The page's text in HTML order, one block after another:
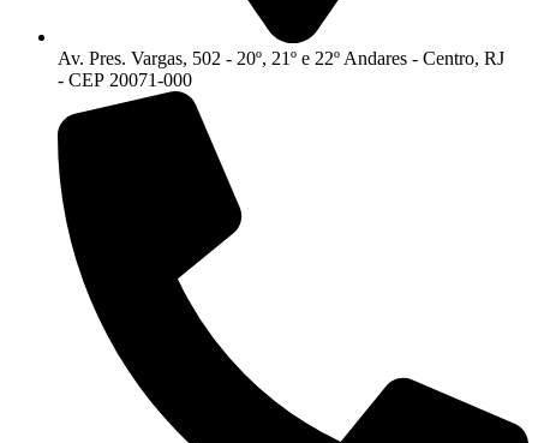
Av. Pres. Vargas, 502 - 20º, 21º e 22º Andares - Centro, RJ
- CEP 20071-000